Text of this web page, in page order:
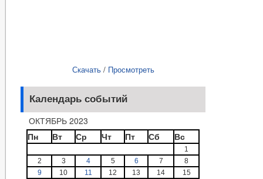
Скачать/ Просмотреть
Календарь событий
ОКТЯБРЬ 2023
Пн
Вт Ср Чт Пт Сб Вс
1
2
3 4 5 6 7
8
9
10 11 12 13 14
15